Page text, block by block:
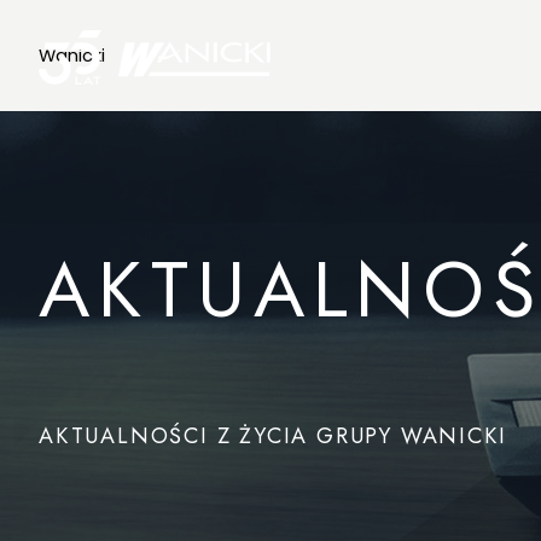
Wanicki
AKTUALNOŚCI Z ŻYCIA GRUPY WANICKI